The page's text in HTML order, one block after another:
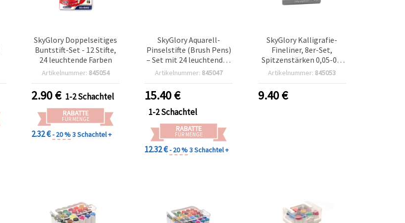
SkyGlory Doppelseitiges
Buntstift-Set - 12 Stifte,
24 leuchtende Farben
Artikelnummer: 845054
2.90€ 1-2 Schachtel
RABATTE
FÜR MENGE
2.32 €- 20 %3 Schachtel +
SkyGlory Aquarell-
Pinselstifte (Brush Pens)
– Set mit 24 leuchtenden
Farben
Artikelnummer: 845047
15.40€
1-2 Schachtel
RABATTE
FÜR MENGE
12.32 €- 20 %3 Schachtel +
SkyGlory Kalligrafie-
Fineliner, 8er-Set,
Spitzenstärken 0,05-0,8
mm, für Handlettering
Artikelnummer: 845053
9.40€